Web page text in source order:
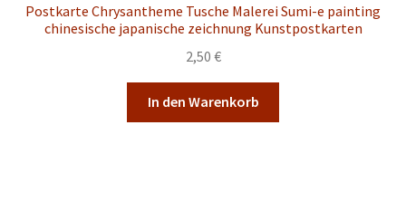
Postkarte Chrysantheme Tusche Malerei Sumi-e painting
chinesische japanische zeichnung Kunstpostkarten
2,50 €
In den Warenkorb